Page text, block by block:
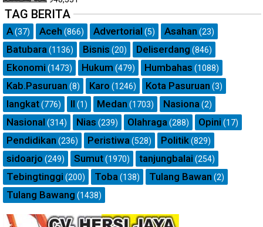
TAG BERITA
A(37) Aceh (866) Advertorial (5) Asahan (23)
Batubara(1136) Bisnis (20) Deliserdang (846)
Ekonomi (1473) Hukum (479) Humbahas (1088)
Kab.Pasuruan (8) Karo (1246) Kota Pasuruan (3)
langkat(776) ll (1) Medan (1703) Nasiona(2)
Nasional (314) Nias (239) Olahraga(288) Opini (17)
Pendidikan (236) Peristiwa(528) Politik(829)
sidoarjo (249) Sumut(1970) tanjungbalai (254)
Tebingtinggi (200) Toba(138) Tulang Bawan (2)
Tulang Bawang (1438)